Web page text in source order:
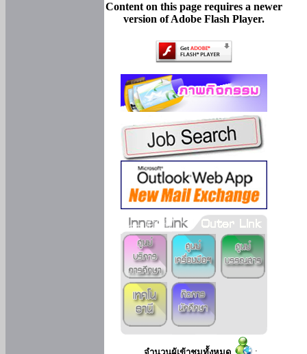
Content on this page requires a newer
version of Adobe Flash Player.